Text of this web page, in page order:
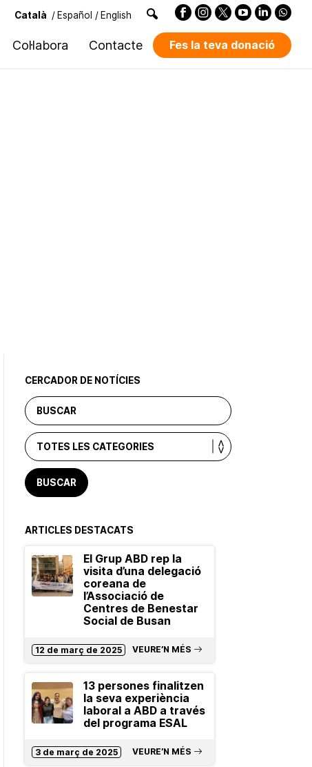
Català / Español / English
Col·labora Contacte Fes la teva donació
CERCADOR DE NOTÍCIES
ARTICLES DESTACATS
El Grup ABD rep la
visita d’una delegació
coreana de
l’Associació de
Centres de Benestar
Social de Busan
12 de març de 2025 VEURE’N MÉS
13 persones finalitzen
la seva experiència
laboral a ABD a través
del programa ESAL
3 de març de 2025 VEURE’N MÉS